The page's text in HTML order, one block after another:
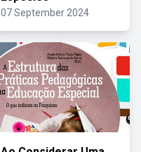
07 September 2024